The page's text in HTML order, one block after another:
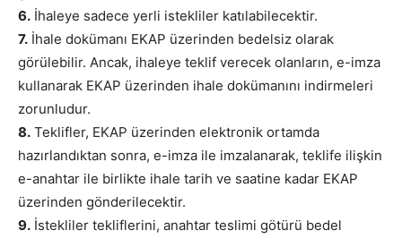
6. İhaleye sadece yerli istekliler katılabilecektir.
7. İhale dokümanı EKAP üzerinden bedelsiz olarak
görülebilir. Ancak, ihaleye teklif verecek olanların, e-imza
kullanarak EKAP üzerinden ihale dokümanını indirmeleri
zorunludur.
8. Teklifler, EKAP üzerinden elektronik ortamda
hazırlandıktan sonra, e-imza ile imzalanarak, teklife ilişkin
e-anahtar ile birlikte ihale tarih ve saatine kadar EKAP
üzerinden gönderilecektir.
9. İstekliler tekliflerini, anahtar teslimi götürü bedel